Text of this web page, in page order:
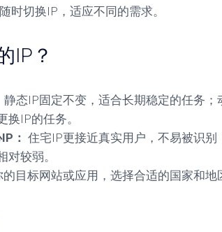
时切换IP，适应不同的需求。
IP？
静态IP固定不变，适合长期稳定的任务；
换IP的任务。
： 住宅IP更接近真实用户，不易被识别
对较弱。
目标网站或应用，选择合适的国家和地